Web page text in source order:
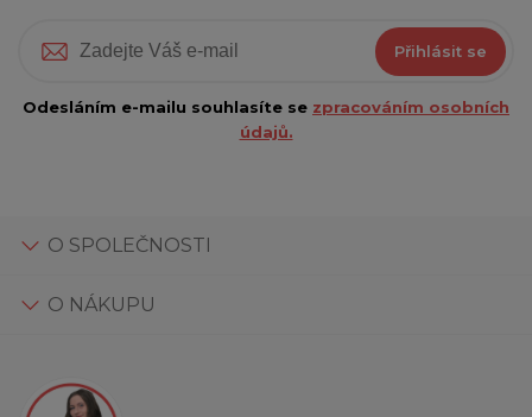
Přihlásit se
Odesláním e-mailu souhlasíte se zpracováním osobních
údajů.
O SPOLEČNOSTI
O NÁKUPU